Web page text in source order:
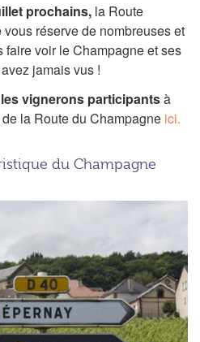
prochains, la Route
réserve de nombreuses et
voir le Champagne et ses
jamais vus !
vignerons participantsà
la Route du Champagne ici.
du Champagne